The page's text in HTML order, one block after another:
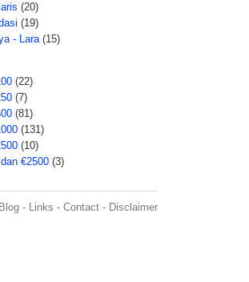
(20)
(19)
- Lara (15)
(22)
(7)
(81)
(131)
(10)
€2500 (3)
Blog - Links - Contact - Disclaimer